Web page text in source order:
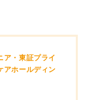
ア・東証プライ
アホールディン